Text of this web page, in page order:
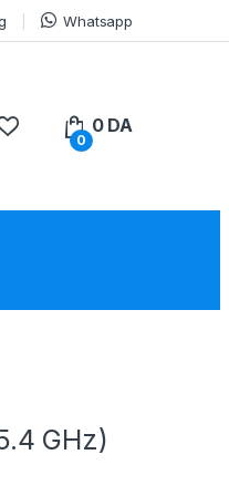
Whatsapp
0
0DA
GHz)